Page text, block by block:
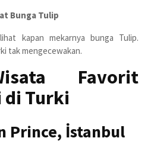
Bunga Tulip
kapan mekarnya bunga Tulip.
tak mengecewakan.
Favorit
di Turki
Prince, İstanbul